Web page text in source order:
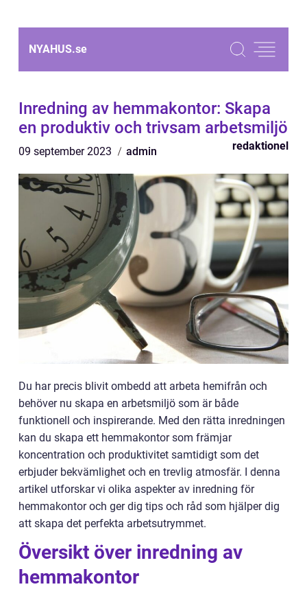
NYAHUS.se
Inredning av hemmakontor: Skapa
en produktiv och trivsam arbetsmiljö
09 september 2023 admin redaktionel
Du har precis blivit ombedd att arbeta hemifrån och
behöver nu skapa en arbetsmiljö som är både
funktionell och inspirerande. Med den rätta inredningen
kan du skapa ett hemmakontor som främjar
koncentration och produktivitet samtidigt som det
erbjuder bekvämlighet och en trevlig atmosfär. I denna
artikel utforskar vi olika aspekter av inredning för
hemmakontor och ger dig tips och råd som hjälper dig
att skapa det perfekta arbetsutrymmet.
Översikt över inredning av
hemmakontor